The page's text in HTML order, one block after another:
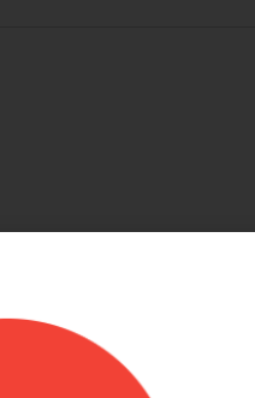
בבוקר
יפים, מבצעים
אפשרות נוחה
יפה זמין מפורט
לנפח את הבלונים